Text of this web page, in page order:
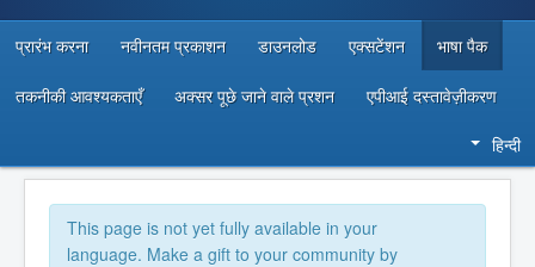
डेवलपर संसाधन
प्रारंभ करना नवीनतम प्रकाशन डाउनलोड एक्सटेंशन भाषा पैक
तकनीकी आवश्यकताएँ अक्सर पूछे जाने वाले प्रशन एपीआई दस्तावेज़ीकरण
हिन्दी
This page is not yet fully available in your
language. Make a gift to your community by